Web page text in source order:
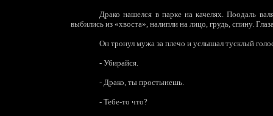
Драко нашелся в парке на качелях. Поодаль
выбились из «хвоста», налипли на лицо, грудь, спину.
Он тронул мужа за плечо и услышал тусклый
- Убирайся.
- Драко, ты простынешь.
- Тебе-то что?